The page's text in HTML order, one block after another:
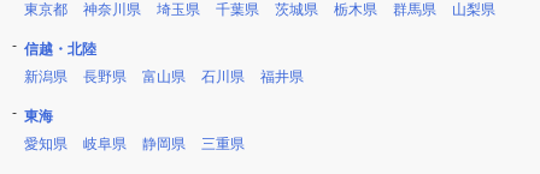
東京都
神奈川県 埼玉県 千葉県 茨城県 栃木県 群馬県 山梨県
信越・北陸
新潟県
長野県 富山県 石川県 福井県
東海
愛知県
岐阜県 静岡県 三重県